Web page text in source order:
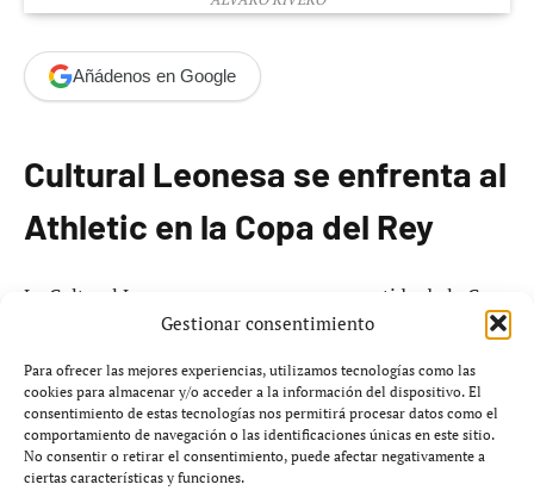
Gestionar consentimiento
Para ofrecer las mejores experiencias, utilizamos tecnologías como las
cookies para almacenar y/o acceder a la información del dispositivo. El
consentimiento de estas tecnologías nos permitirá procesar datos como el
comportamiento de navegación o las identificaciones únicas en este sitio.
No consentir o retirar el consentimiento, puede afectar negativamente a
ciertas características y funciones.
Añádenos en Google
Cultural Leonesa se enfrenta al
Athletic en la Copa del Rey
La Cultural Leonesa se prepara para su partido de la Copa
del Rey contra el Athletic Club, un enfrentamiento que
tendrá lugar en el estadio Reino de León la próxima
semana. Este encuentro ha generado gran expectación
entre los aficionados del club leonés, especialmente por
la relevancia histórica y emocional que el Athletic
representa para el entrenador de la Cultural,